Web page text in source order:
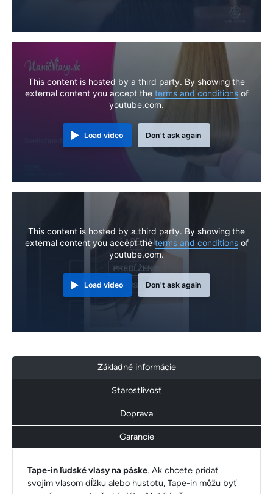
This content is hosted by a third party. By showing the
external content you accept the terms and conditionsof
youtube.com.
Load video Don't ask again
This content is hosted by a third party. By showing the
external content you accept theterms and conditionsof
youtube.com.
Load video Don't ask again
Základné informácie
Starostlivosť
Doprava
Garancie
Tape-in ľudské vlasy na páske. Ak chcete pridať
svojim vlasom dĺžku alebo hustotu, Tape-in môžu byť